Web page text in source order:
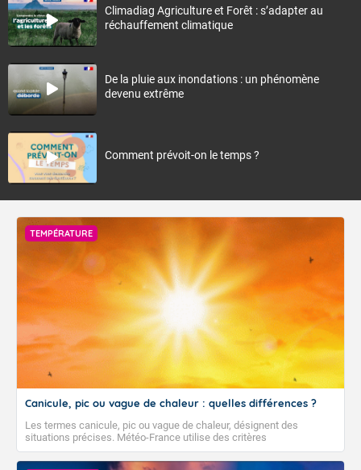
Climadiag Agriculture et Forêt : s’adapter au
réchauffement climatique
De la pluie aux inondations : un phénomène
devenu extrême
Comment prévoit-on le temps ?
TEMPÉRATURE
Canicule, pic ou vague de chaleur : quelles différences ?
Les termes canicule, pic ou vague de chaleur, désignent des
situations précises. Météo-France utilise des critères
climatologiques pour évaluer et qualifier les épisodes de chaleur qui
peuvent avoir des impacts sanitaires et socio-économiques